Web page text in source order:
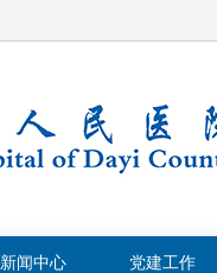
新闻中心 党建工作